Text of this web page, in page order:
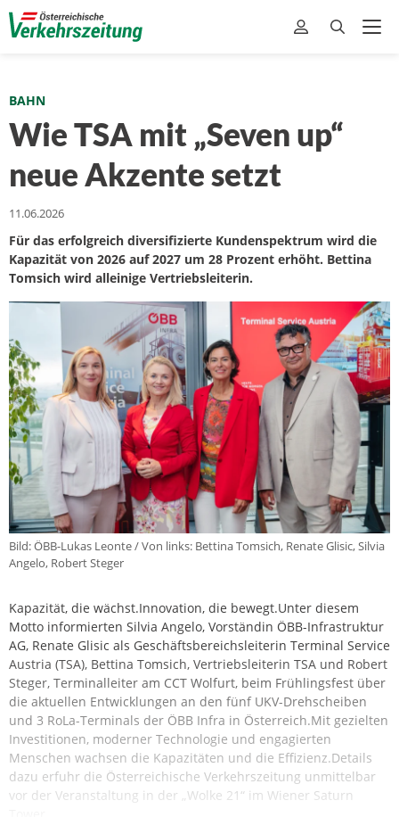
BAHN
Wie TSA mit „Seven up“
neue Akzente setzt
11.06.2026
Für das erfolgreich diversifizierte Kundenspektrum wird die
Kapazität von 2026 auf 2027 um 28 Prozent erhöht. Bettina
Tomsich wird alleinige Vertriebsleiterin.
Bild: ÖBB-Lukas Leonte / Von links: Bettina Tomsich, Renate Glisic, Silvia
Angelo, Robert Steger
Kapazität, die wächst.Innovation, die bewegt.Unter diesem
Motto informierten Silvia Angelo, Vorständin ÖBB-Infrastruktur
AG, Renate Glisic als Geschäftsbereichsleiterin Terminal Service
Austria (TSA), Bettina Tomsich, Vertriebsleiterin TSA und Robert
Steger, Terminalleiter am CCT Wolfurt, beim Frühlingsfest über
die aktuellen Entwicklungen an den fünf UKV-Drehscheiben
und 3 RoLa-Terminals der ÖBB Infra in Österreich.Mit gezielten
Investitionen, moderner Technologie und engagierten
Menschen wachsen die Kapazitäten und die Effizienz.Details
dazu erfuhr die Österreichische Verkehrszeitung unmittelbar
vor der Veranstaltung in der „Wolke 21“ im Wiener Saturn